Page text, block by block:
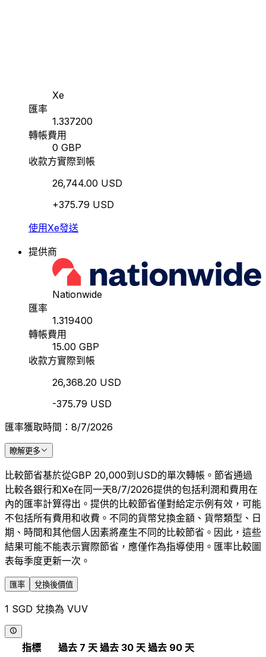
Xe
匯率
1.337200
轉帳費用
0 GBP
收款方實際到帳
26,744.00 USD
+375.79 USD
使用Xe發送
提供商
Nationwide
匯率
1.319400
轉帳費用
15.00 GBP
收款方實際到帳
26,368.20 USD
-375.79 USD
匯率獲取時間：8/7/2026
瞭解更多
比較節省基於從GBP 20,000到USD的單次轉帳。節省通過
比較各銀行和Xe在同一天8/7/2026提供的包括利潤和費用在
內的匯率計算得出。提供的比較節省僅對給定示例有效，可能
不包括所有費用和收費。不同的貨幣兌換金額、貨幣類型、日
期、時間和其他個人因素將產生不同的比較節省。因此，這些
結果可能不能表示實際節省，應僅作為指導使用。匯率比較圖
表每季度更新一次。
匯率 兌換後價值
1 SGD 兌換為 VUV
指標 過去 7 天 過去 30 天 過去 90 天